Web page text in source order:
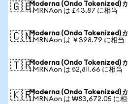
🇬🇧Moderna (Ondo Tokenized)
1 MRNAon は £43.87 に相当
🇨🇳Moderna (Ondo Tokenized)
1 MRNAon は ￥398.79 に相当
🇹🇷Moderna (Ondo Tokenized)
1 MRNAon は ₺2,811.66 に相当
🇰🇷Moderna (Ondo Tokenized)
1 MRNAon は ₩83,672.05 に相